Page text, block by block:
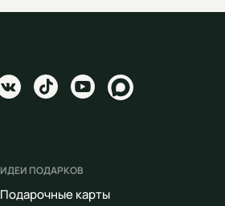
ИДЕИ ПОДАРКОВ
Подарочные карты